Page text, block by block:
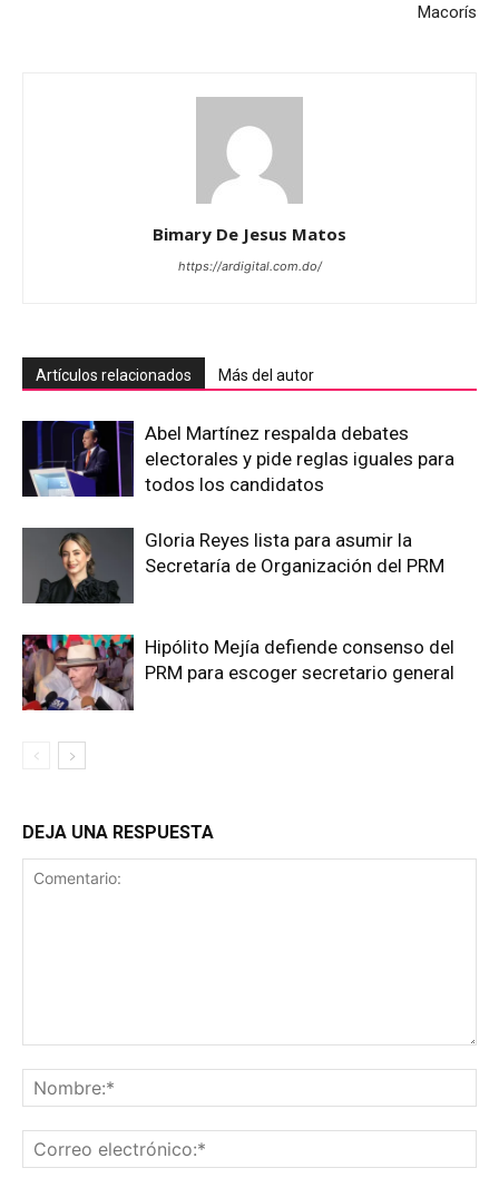
Macorís
Bimary De Jesus Matos
https://ardigital.com.do/
Artículos relacionados Más del autor
Abel Martínez respalda debates
electorales y pide reglas iguales para
todos los candidatos
Gloria Reyes lista para asumir la
Secretaría de Organización del PRM
Hipólito Mejía defiende consenso del
PRM para escoger secretario general
DEJA UNA RESPUESTA